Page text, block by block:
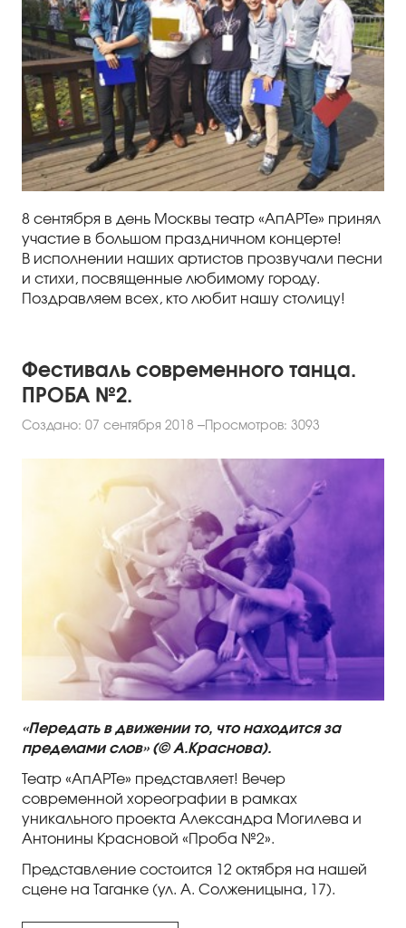
8 сентября в день Москвы театр «АпАРТе» принял
участие в большом праздничном концерте!
В исполнении наших артистов прозвучали песни
и стихи, посвященные любимому городу.
Поздравляем всех, кто любит нашу столицу!
Фестиваль современного танца.
ПРОБА №2.
Создано: 07 сентября 2018 Просмотров: 3093
«Передать в движении то, что находится за
пределами слов» (© А.Краснова).
Театр «АпАРТе» представляет! Вечер
современной хореографии в рамках
уникального проекта Александра Могилева и
Антонины Красновой «Проба №2».
Представление состоится 12 октября на нашей
сцене на Таганке (ул. А. Солженицына, 17).